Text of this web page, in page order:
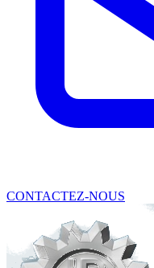
CONTACTEZ-NOUS